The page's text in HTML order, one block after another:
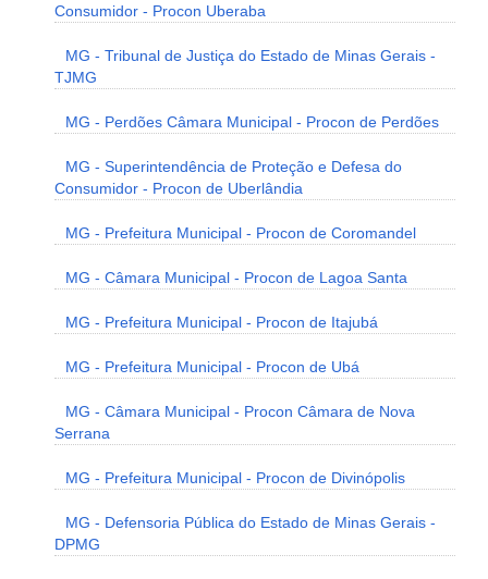
Consumidor - Procon Uberaba
MG - Tribunal de Justiça do Estado de Minas Gerais -
TJMG
MG - Perdões Câmara Municipal - Procon de Perdões
MG - Superintendência de Proteção e Defesa do
Consumidor - Procon de Uberlândia
MG - Prefeitura Municipal - Procon de Coromandel
MG - Câmara Municipal - Procon de Lagoa Santa
MG - Prefeitura Municipal - Procon de Itajubá
MG - Prefeitura Municipal - Procon de Ubá
MG - Câmara Municipal - Procon Câmara de Nova
Serrana
MG - Prefeitura Municipal - Procon de Divinópolis
MG - Defensoria Pública do Estado de Minas Gerais -
DPMG